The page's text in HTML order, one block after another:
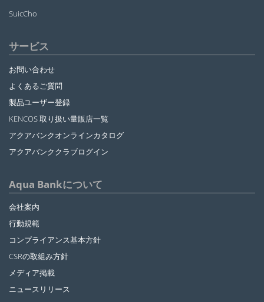
SuicCho
サービス
お問い合わせ
よくあるご質問
製品ユーザー登録
KENCOS 取り扱い量販店一覧
アクアバンクオンラインカタログ
アクアバンククラブログイン
Aqua Bankについて
会社案内
行動規範
コンプライアンス基本方針
CSRの取組み方針
メディア掲載
ニュースリリース